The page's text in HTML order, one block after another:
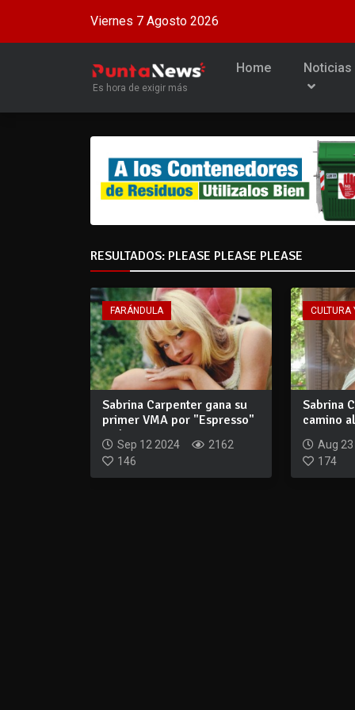
Viernes 7 Agosto 2026
Es hora de exigir más
Home Noticias
RESULTADOS: PLEASE PLEASE PLEASE
FARÁNDULA
Sabrina Carpenter gana su
primer VMA por "Espresso"
en los M...
Sep 12 2024
2162
146
CULTURA
Sabrina
camino
Aug
174